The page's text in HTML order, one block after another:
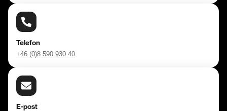
Telefon
+46 (0)8 590 930 40
E-post